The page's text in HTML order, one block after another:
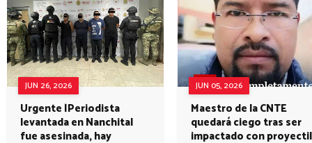
JUN 26, 2026
Urgente |Periodista
levantada en Nanchital
fue asesinada, hay
JUN 05, 2026
Maestro de la CNTE
quedará ciego tras ser
impactado con proyectil